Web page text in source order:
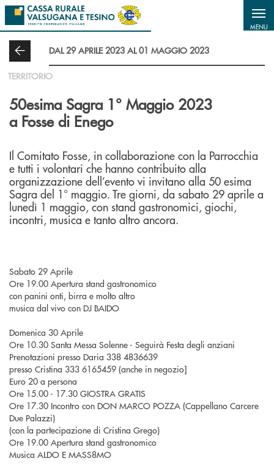
Salta al contenuto principale
MENU
DAL 29 APRILE 2023 AL 01 MAGGIO 2023
TERRITORIO
50esima Sagra 1° Maggio 2023
a Fosse di Enego
Il Comitato Fosse, in collaborazione con la Parrocchia
e tutti i volontari che hanno contribuito alla
organizzazione dell’evento vi invitano alla 50 esima
Sagra del 1° maggio. Tre giorni, da sabato 29 aprile a
lunedì 1 maggio, con stand gastronomici, giochi,
incontri, musica e tanto altro ancora.
Sabato 29 Aprile
Ore 19.00 Apertura stand gastronomico
con panini onti, birra e molto altro
musica dal vivo con DJ BAIDO
Domenica 30 Aprile
Ore 10.30 Santa Messa Solenne - Seguirà Festa degli anziani
Prenotazioni presso Daria 338 4836639
presso Cristina 333 6165459 (anche in negozio]
Euro 20 a persona
Ore 15.00 - 17.30 GIOSTRA GRATIS
Ore 17.30 Incontro con DON MARCO POZZA (Cappellano Carcere
Due Palazzi)
(con la partecipazione di Cristina Grego)
Ore 19.00 Apertura stand gastronomico
Musica ALDO E MASS8MO